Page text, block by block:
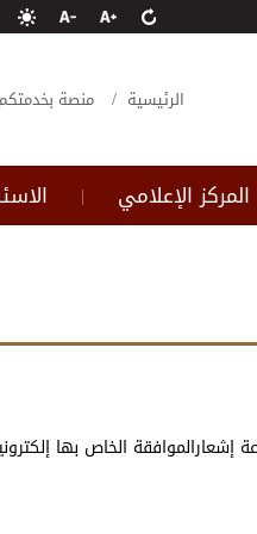
الرئيسية منصة
المركز الإعلامي |
الخاص بها